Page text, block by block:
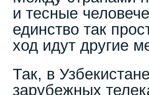
и тесные
единство так
ход идут другие
Так, в
зарубежных